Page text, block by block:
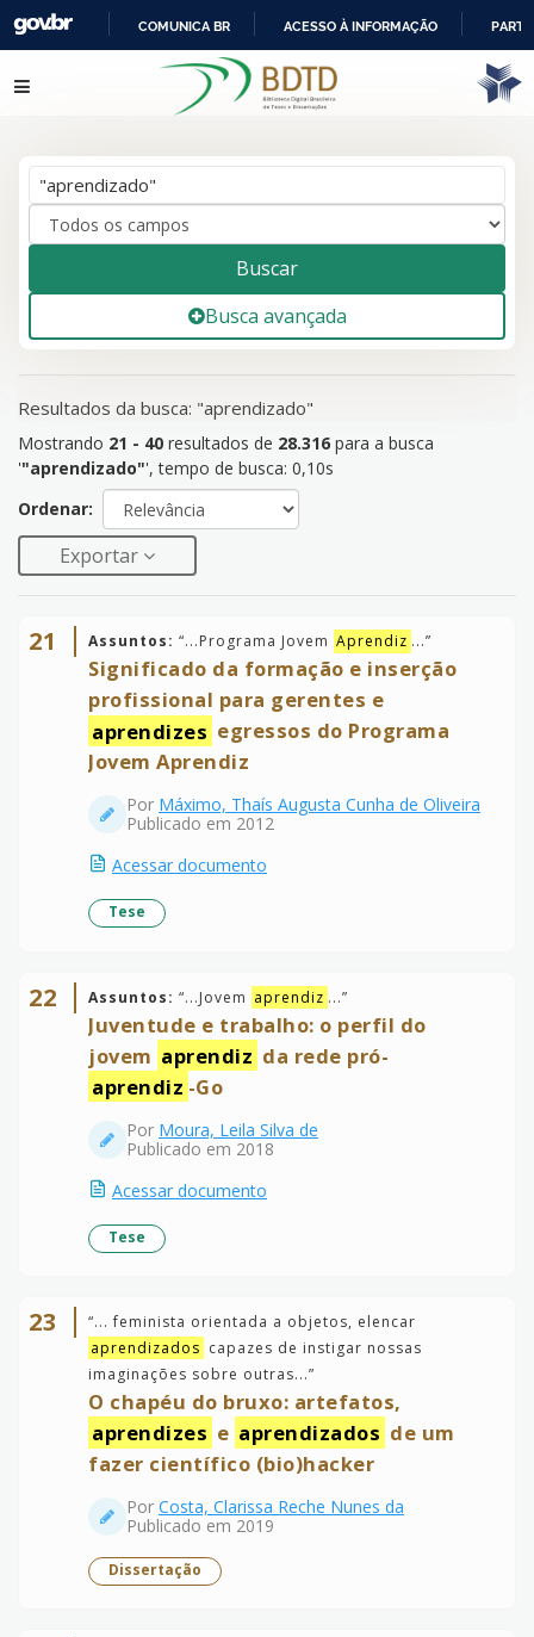
IR
PARA
COMUNICA BR ACESSO À INFORMAÇÃO
resultados de28.316
"aprendizado"
Pular para o conteúdo
Buscar
Busca avançada
Resultados da busca: "aprendizado"
Mostrando 21 - 40 resultados de 28.316 para a busca
'"aprendizado"', tempo de busca: 0,10s
Ordenar:
Exportar
21 Assuntos: “...Programa Jovem Aprendiz ...”
Significado da formação e inserção
profissional para gerentes e
aprendizes egressos do Programa
Jovem Aprendiz
Por Máximo, Thaís Augusta Cunha de Oliveira
Publicado em 2012
Acessar documento
Tese
22 Assuntos: “...Jovem aprendiz ...”
Juventude e trabalho: o perfil do
jovem aprendiz da rede pró-
aprendiz -Go
Por Moura, Leila Silva de
Publicado em 2018
Acessar documento
Tese
23 “... feminista orientada a objetos, elencar
aprendizados capazes de instigar nossas
imaginações sobre outras...”
O chapéu do bruxo: artefatos,
aprendizes e aprendizados de um
fazer científico (bio)hacker
Por Costa, Clarissa Reche Nunes da
Publicado em 2019
Dissertação